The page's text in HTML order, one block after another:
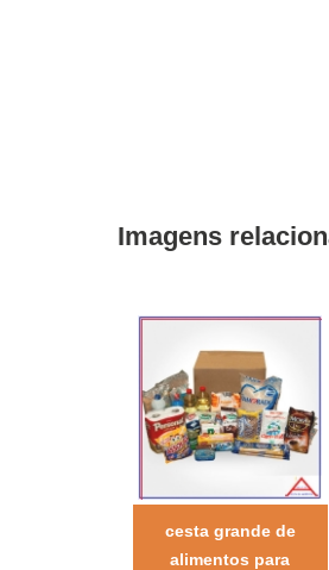
Imagens
cesta grande de
alimentos para